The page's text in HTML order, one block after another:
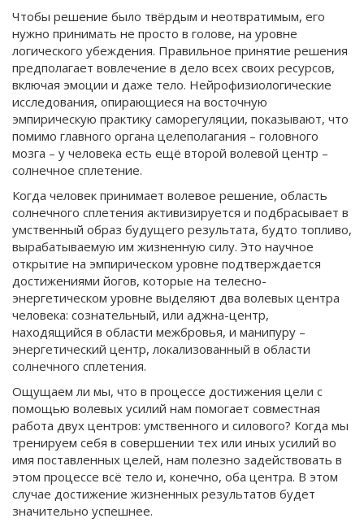
Чтобы решение было твёрдым и неотвратимым, его
нужно принимать не просто в голове, на уровне
логического убеждения. Правильное принятие решения
предполагает вовлечение в дело всех своих ресурсов,
включая эмоции и даже тело. Нейрофизиологические
исследования, опирающиеся на восточную
эмпирическую практику саморегуляции, показывают, что
помимо главного органа целеполагания – головного
мозга – у человека есть ещё второй волевой центр –
солнечное сплетение.
Когда человек принимает волевое решение, область
солнечного сплетения активизируется и подбрасывает в
умственный образ будущего результата, будто топливо,
вырабатываемую им жизненную силу. Это научное
открытие на эмпирическом уровне подтверждается
достижениями йогов, которые на телесно-
энергетическом уровне выделяют два волевых центра
человека: сознательный, или аджна-центр,
находящийся в области межбровья, и манипуру –
энергетический центр, локализованный в области
солнечного сплетения.
Ощущаем ли мы, что в процессе достижения цели с
помощью волевых усилий нам помогает совместная
работа двух центров: умственного и силового? Когда мы
тренируем себя в совершении тех или иных усилий во
имя поставленных целей, нам полезно задействовать в
этом процессе всё тело и, конечно, оба центра. В этом
случае достижение жизненных результатов будет
значительно успешнее.